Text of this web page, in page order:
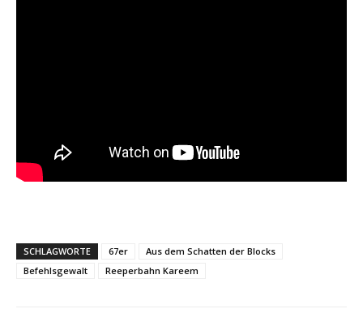
SCHLAGWORTE 67er
Aus dem Schatten der Blocks
Befehlsgewalt
Reeperbahn Kareem